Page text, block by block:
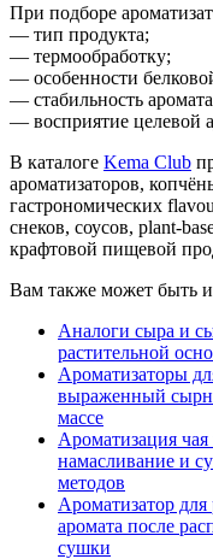
При подборе
— тип продукта;
— термообработку;
— особенности
— стабильность
— восприятие целевой
В каталоге Kema Club
ароматизаторов,
гастрономических
снеков, соусов, plant-
крафтовой пищевой
Вам также может быть
Аналоги сыра и
растительной
Ароматизаторы
выраженный
массе
Ароматизация чая
намасливание и
методов
Ароматизатор для
аромата после
сушки